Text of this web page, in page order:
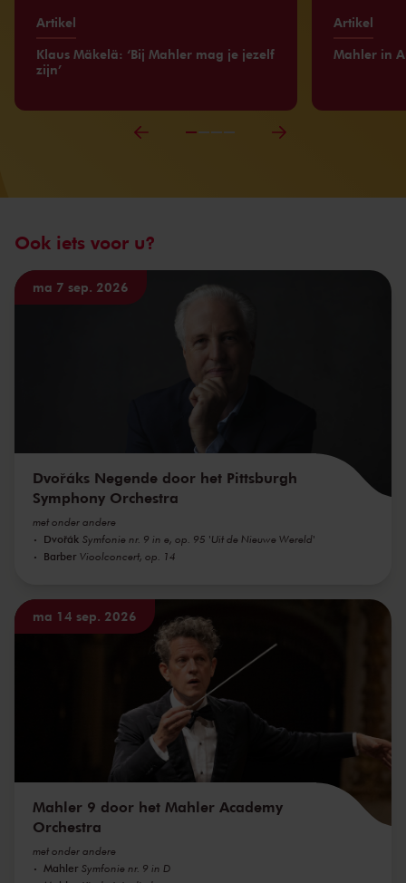
Artikel
Klaus Mäkelä: ‘Bij Mahler mag je jezelf
zijn’
Artikel
Mahler in
Ook iets voor u?
ma 7 sep. 2026
Dvořáks Negende door het Pittsburgh
Symphony Orchestra
met onder andere
Dvořák Symfonie nr. 9 in e, op. 95 'Uit de Nieuwe Wereld'
Barber Vioolconcert, op. 14
ma 14 sep. 2026
Mahler 9 door het Mahler Academy
Orchestra
met onder andere
Mahler Symfonie nr. 9 in D